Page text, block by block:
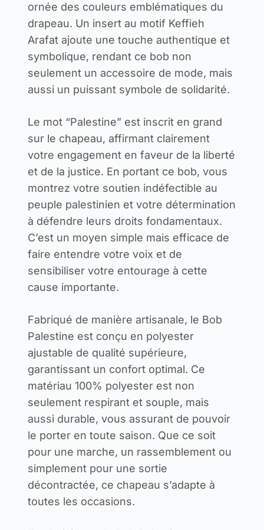
ornée des couleurs emblématiques du
drapeau. Un insert au motif Keffieh
Arafat ajoute une touche authentique et
symbolique, rendant ce bob non
seulement un accessoire de mode, mais
aussi un puissant symbole de solidarité.
Le mot “Palestine” est inscrit en grand
sur le chapeau, affirmant clairement
votre engagement en faveur de la liberté
et de la justice. En portant ce bob, vous
montrez votre soutien indéfectible au
peuple palestinien et votre détermination
à défendre leurs droits fondamentaux.
C’est un moyen simple mais efficace de
faire entendre votre voix et de
sensibiliser votre entourage à cette
cause importante.
Fabriqué de manière artisanale, le Bob
Palestine est conçu en polyester
ajustable de qualité supérieure,
garantissant un confort optimal. Ce
matériau 100% polyester est non
seulement respirant et souple, mais
aussi durable, vous assurant de pouvoir
le porter en toute saison. Que ce soit
pour une marche, un rassemblement ou
simplement pour une sortie
décontractée, ce chapeau s’adapte à
toutes les occasions.